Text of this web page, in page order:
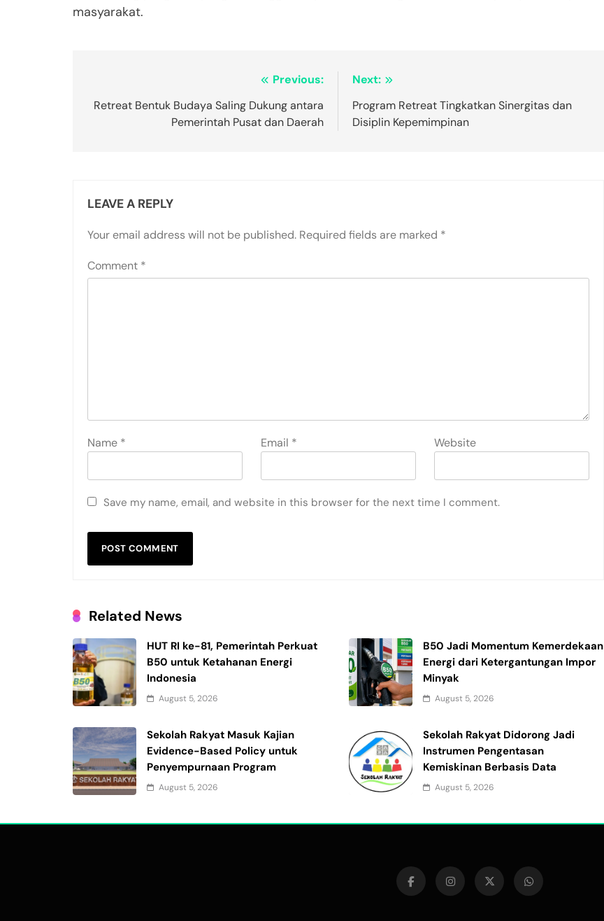
masyarakat.
navigation
Previous:
Retreat Bentuk Budaya Saling Dukung antara
Pemerintah Pusat dan Daerah
Next:
Program Retreat Tingkatkan Sinergitas dan
Disiplin Kepemimpinan
LEAVE A REPLY
Your email address will not be published. Required fields are marked *
Comment *
Name * Email * Website
Save my name, email, and website in this browser for the next time I comment.
Related News
HUT RI ke-81, Pemerintah Perkuat
B50 untuk Ketahanan Energi
Indonesia
August 5, 2026
B50 Jadi Momentum Kemerdekaan
Energi dari Ketergantungan Impor
Minyak
August 5, 2026
Sekolah Rakyat Masuk Kajian
Evidence-Based Policy untuk
Penyempurnaan Program
August 5, 2026
Sekolah Rakyat Didorong Jadi
Instrumen Pengentasan
Kemiskinan Berbasis Data
August 5, 2026